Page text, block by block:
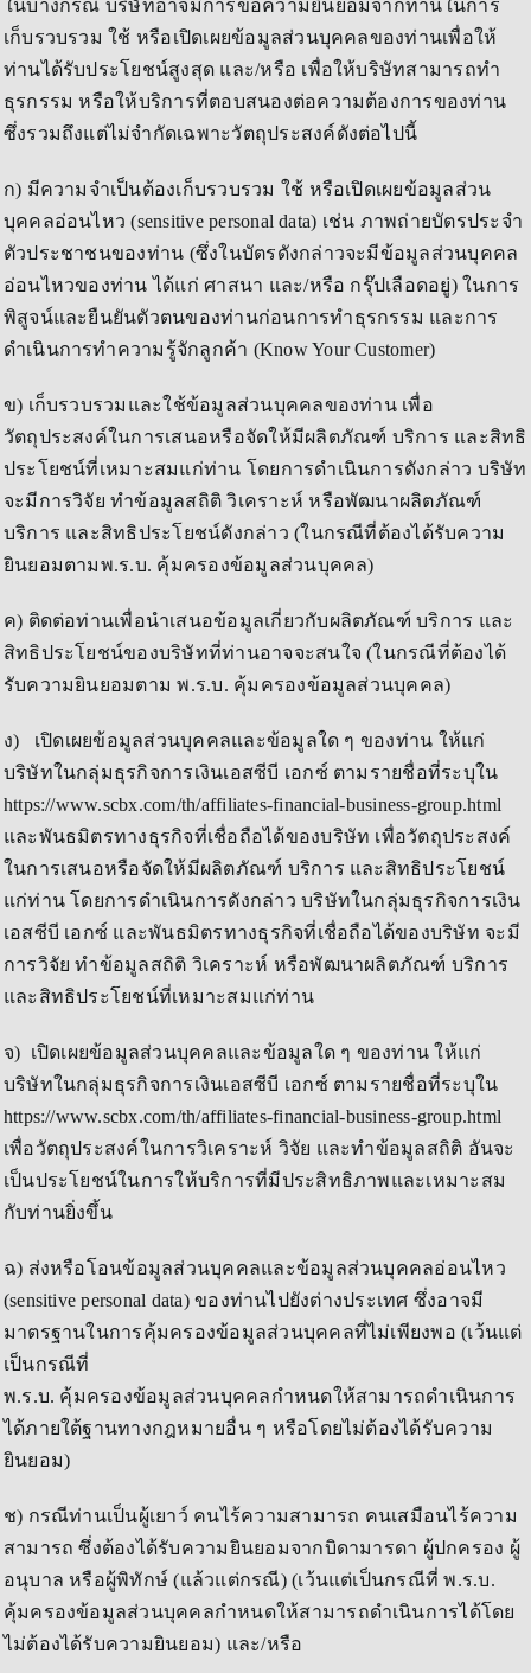
ในบางกรณี บริษัทอาจมีการขอความยินยอมจากท่านในการ
เก็บรวบรวม ใช้ หรือเปิดเผยข้อมูลส่วนบุคคลของท่านเพื่อให้
ท่านได้รับประโยชน์สูงสุด และ/หรือ เพื่อให้บริษัทสามารถทำ
ธุรกรรม หรือให้บริการที่ตอบสนองต่อความต้องการของท่าน
ซึ่งรวมถึงแต่ไม่จำกัดเฉพาะวัตถุประสงค์ดังต่อไปนี้
ก) มีความจำเป็นต้องเก็บรวบรวม ใช้ หรือเปิดเผยข้อมูลส่วน
บุคคลอ่อนไหว (sensitive personal data) เช่น ภาพถ่ายบัตรประจำ
ตัวประชาชนของท่าน (ซึ่งในบัตรดังกล่าวจะมีข้อมูลส่วนบุคคล
อ่อนไหวของท่าน ได้แก่ ศาสนา และ/หรือ กรุ๊ปเลือดอยู่) ในการ
พิสูจน์และยืนยันตัวตนของท่านก่อนการทำธุรกรรม และการ
ดำเนินการทำความรู้จักลูกค้า (Know Your Customer)
ข) เก็บรวบรวมและใช้ข้อมูลส่วนบุคคลของท่าน เพื่อ
วัตถุประสงค์ในการเสนอหรือจัดให้มีผลิตภัณฑ์ บริการ และสิทธิ
ประโยชน์ที่เหมาะสมแก่ท่าน โดยการดำเนินการดังกล่าว บริษัท
จะมีการวิจัย ทำข้อมูลสถิติ วิเคราะห์ หรือพัฒนาผลิตภัณฑ์
บริการ และสิทธิประโยชน์ดังกล่าว (ในกรณีที่ต้องได้รับความ
ยินยอมตามพ.ร.บ. คุ้มครองข้อมูลส่วนบุคคล)
ค) ติดต่อท่านเพื่อนำเสนอข้อมูลเกี่ยวกับผลิตภัณฑ์ บริการ และ
สิทธิประโยชน์ของบริษัทที่ท่านอาจจะสนใจ (ในกรณีที่ต้องได้
รับความยินยอมตาม พ.ร.บ. คุ้มครองข้อมูลส่วนบุคคล)
ง) เปิดเผยข้อมูลส่วนบุคคลและข้อมูลใด ๆ ของท่าน ให้แก่
บริษัทในกลุ่มธุรกิจการเงินเอสซีบี เอกซ์ ตามรายชื่อที่ระบุใน
https://www.scbx.com/th/affiliates-financial-business-group.html
และพันธมิตรทางธุรกิจที่เชื่อถือได้ของบริษัท เพื่อวัตถุประสงค์
ในการเสนอหรือจัดให้มีผลิตภัณฑ์ บริการ และสิทธิประโยชน์
แก่ท่าน โดยการดำเนินการดังกล่าว บริษัทในกลุ่มธุรกิจการเงิน
เอสซีบี เอกซ์ และพันธมิตรทางธุรกิจที่เชื่อถือได้ของบริษัท จะมี
การวิจัย ทำข้อมูลสถิติ วิเคราะห์ หรือพัฒนาผลิตภัณฑ์ บริการ
และสิทธิประโยชน์ที่เหมาะสมแก่ท่าน
จ) เปิดเผยข้อมูลส่วนบุคคลและข้อมูลใด ๆ ของท่าน ให้แก่
บริษัทในกลุ่มธุรกิจการเงินเอสซีบี เอกซ์ ตามรายชื่อที่ระบุใน
https://www.scbx.com/th/affiliates-financial-business-group.html
เพื่อวัตถุประสงค์ในการวิเคราะห์ วิจัย และทำข้อมูลสถิติ อันจะ
เป็นประโยชน์ในการให้บริการที่มีประสิทธิภาพและเหมาะสม
กับท่านยิ่งขึ้น
ฉ) ส่งหรือโอนข้อมูลส่วนบุคคลและข้อมูลส่วนบุคคลอ่อนไหว
(sensitive personal data) ของท่านไปยังต่างประเทศ ซึ่งอาจมี
มาตรฐานในการคุ้มครองข้อมูลส่วนบุคคลที่ไม่เพียงพอ (เว้นแต่
เป็นกรณีที่
พ.ร.บ. คุ้มครองข้อมูลส่วนบุคคลกำหนดให้สามารถดำเนินการ
ได้ภายใต้ฐานทางกฎหมายอื่น ๆ หรือโดยไม่ต้องได้รับความ
ยินยอม)
ช) กรณีท่านเป็นผู้เยาว์ คนไร้ความสามารถ คนเสมือนไร้ความ
สามารถ ซึ่งต้องได้รับความยินยอมจากบิดามารดา ผู้ปกครอง ผู้
อนุบาล หรือผู้พิทักษ์ (แล้วแต่กรณี) (เว้นแต่เป็นกรณีที่ พ.ร.บ.
คุ้มครองข้อมูลส่วนบุคคลกำหนดให้สามารถดำเนินการได้โดย
ไม่ต้องได้รับความยินยอม) และ/หรือ